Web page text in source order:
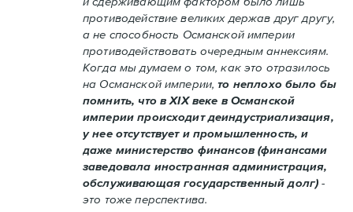
противодействие великих держав друг другу,
а не способность Османской империи
противодействовать очередным аннексиям.
Когда мы думаем о том, как это отразилось
на Османской империи,то неплохо было бы
помнить, что в XIX веке в Османской
империи происходит деиндустриализация,
у нее отсутствует и промышленность, и
даже министерство финансов (финансами
заведовала иностранная администрация,
обслуживающая государственный долг)-
это тоже перспектива.